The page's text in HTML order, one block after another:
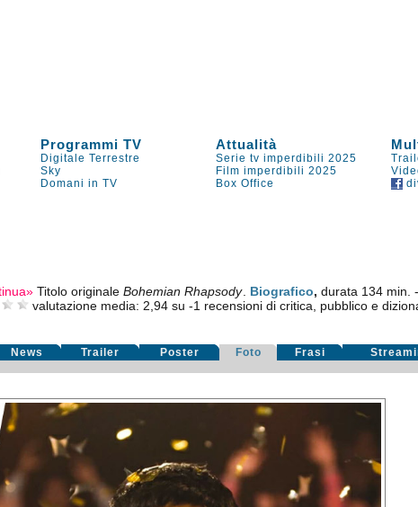
Programmi TV Attualità
Digitale Terrestre Serie tv imperdibili 2025
Sky Film imperdibili 2025
Domani in TV Box Office
Titolo originaleBohemian Rhapsody. Biografico, durata 134 min.
valutazione media: 2,94 su -1 recensioni di critica, pubblico e
News Trailer Poster Foto Frasi